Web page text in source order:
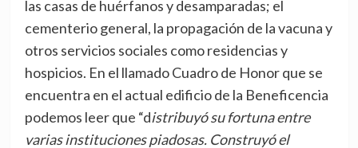
las casas de huérfanos y desamparadas; el
cementerio general, la propagación de la vacuna y
otros servicios sociales como residencias y
hospicios. En el llamado Cuadro de Honor que se
encuentra en el actual edificio de la Beneficencia
podemos leer que “distribuyó su fortuna entre
varias instituciones piadosas. Construyó el